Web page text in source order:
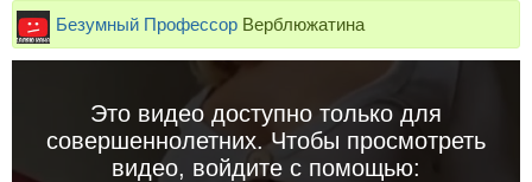
Безумный Профессор Верблюжатина
Это видео доступно только для
совершеннолетних. Чтобы просмотреть
видео, войдите с помощью: